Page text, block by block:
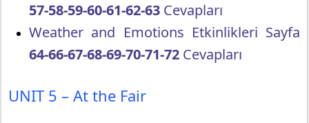
57-58-59-60-61-62-63 Cevapları
Weather and Emotions Etkinlikleri Sayfa
64-66-67-68-69-70-71-72 Cevapları
UNIT 5 – At the Fair